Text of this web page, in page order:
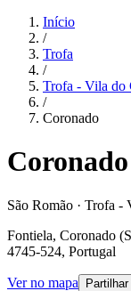
Início
/
Trofa
/
Trofa - Vila do
/
Coronado
Coronado
São Romão · Trofa -
Fontiela, Coronado
4745-524, Portugal
Ver no mapa Partilhar